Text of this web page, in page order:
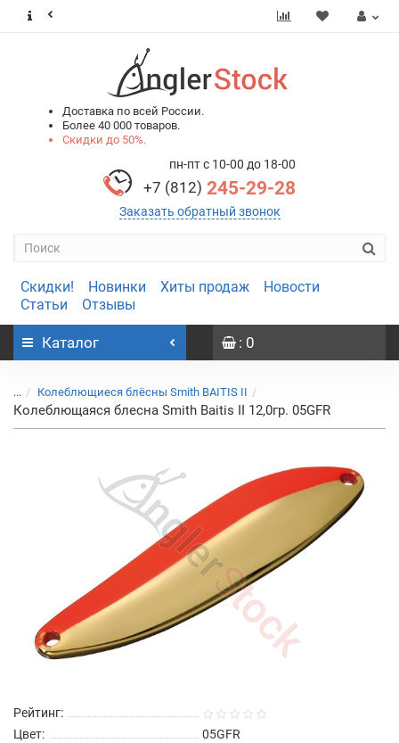
Доставка по всей России.
Более 40 000 товаров.
Скидки до 50%.
пн-пт с 10-00 до 18-00
+7 (812) 245-29-28
Заказать обратный звонок
Скидки! Новинки Хиты продаж
Новости
Статьи
Отзывы
Каталог : 0
... Колеблющиеся блёсны Smith BAITIS II
Колеблющаяся блесна Smith Baitis II 12,0гр. 05GFR
Рейтинг:
Цвет:
05GFR